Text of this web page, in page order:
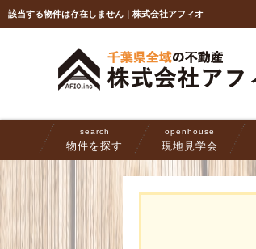
該当する物件は存在しません｜株式会社アフィオ
search
物件を探す
openhouse
現地見学会